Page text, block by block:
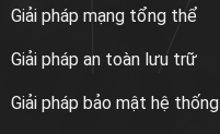
Giải pháp mạng tổng thể
Giải pháp an toàn lưu trữ
Giải pháp bảo mật hệ thống